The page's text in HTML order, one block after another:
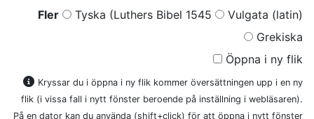
Fler
Tyska (Luthers Bibel 1545
Vulgata (latin)
Grekiska
Öppna i ny flik
Kryssar du i öppna i ny flik kommer översättningen upp i en ny
flik (i vissa fall i nytt fönster beroende på inställning i webläsaren).
På en dator kan du använda (shift+click) för att öppna i nytt fönster